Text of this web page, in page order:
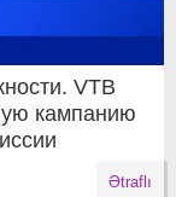
VTB
кампанию
Ətraflı